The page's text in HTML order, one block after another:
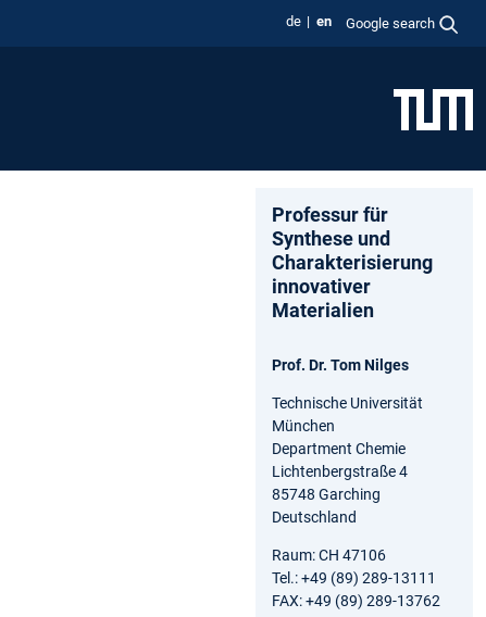
de en Google search
Professur für
Synthese und
Charakterisierung
innovativer
Materialien
Prof. Dr. Tom Nilges
Technische Universität
München
Department Chemie
Lichtenbergstraße 4
85748 Garching
Deutschland
Raum: CH 47106
Tel.: +49 (89) 289-13111
FAX: +49 (89) 289-13762